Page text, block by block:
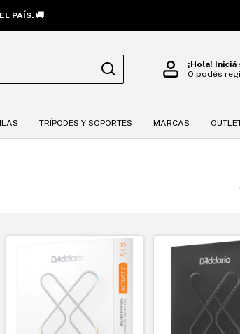
4739. 🎯
¡Hola! Iniciá
O podés
TRÍPODES Y SOPORTES MARCAS